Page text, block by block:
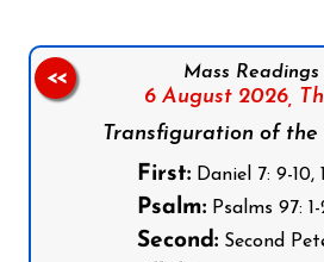
Mass
6 August 2026,
Transfiguration of the
First:Daniel 7: 9-10,
Psalm:Psalms 97: 1-
Second:Second
<<